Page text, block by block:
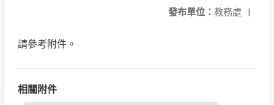
發布單位： 教務處 |
請參考附件。
相關附件